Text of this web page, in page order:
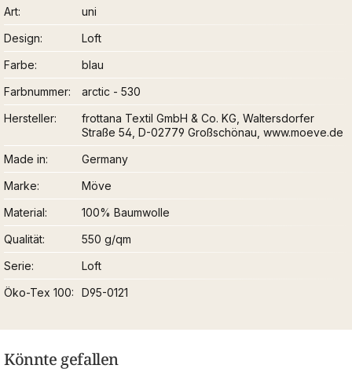
Art
uni
Design
Loft
Farbe
blau
Farbnummer
arctic - 530
Hersteller
frottana Textil GmbH & Co. KG, Waltersdorfer
Straße 54, D-02779 Großschönau, www.moeve.de
Made in
Germany
Marke
Möve
Material
100% Baumwolle
Qualität
550 g/qm
Serie
Loft
Öko-Tex 100
D95-0121
Könnte gefallen